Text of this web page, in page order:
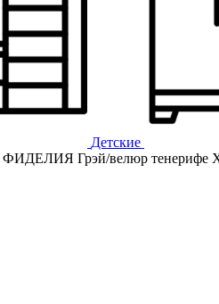
Детские
ФИДЕЛИЯ Грэй/велюр тенерифе